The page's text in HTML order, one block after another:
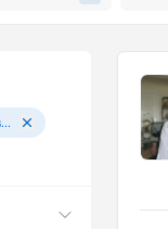
Beden imajı sorunları danışmanlığı